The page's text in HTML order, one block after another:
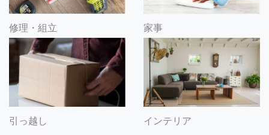
修理・組立 家事
引っ越し インテリア